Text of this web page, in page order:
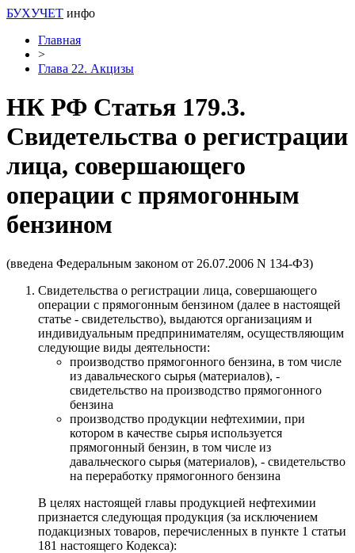
БУХУЧЕТ инфо
Главная
>
Глава 22. Акцизы
НК РФ Статья 179.3.
Свидетельства о регистрации
лица, совершающего
операции с прямогонным
бензином
(введена Федеральным законом от 26.07.2006 N 134-ФЗ)
Свидетельства о регистрации лица, совершающего
операции с прямогонным бензином (далее в настоящей
статье - свидетельство), выдаются организациям и
индивидуальным предпринимателям, осуществляющим
следующие виды деятельности:
производство прямогонного бензина, в том числе
из давальческого сырья (материалов), -
свидетельство на производство прямогонного
бензина
производство продукции нефтехимии, при
котором в качестве сырья используется
прямогонный бензин, в том числе из
давальческого сырья (материалов), - свидетельство
на переработку прямогонного бензина
В целях настоящей главы продукцией нефтехимии
признается следующая продукция (за исключением
подакцизных товаров, перечисленных в пункте 1 статьи
181 настоящего Кодекса):